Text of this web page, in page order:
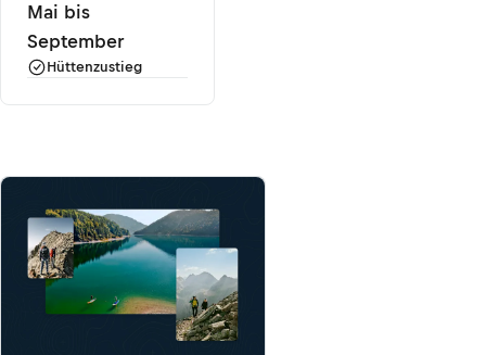
Mai bis
September
Hüttenzustieg